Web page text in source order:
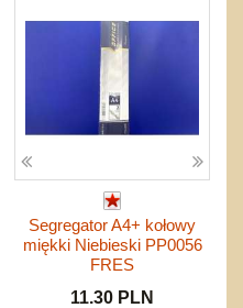
Segregator A4+ kołowy
miękki Niebieski PP0056
FRES
11.30 PLN